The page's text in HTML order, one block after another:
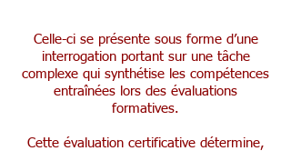
Celle-ci se présente sous forme d’une
interrogation portant sur une tâche
complexe qui synthétise les compétences
entraînées lors des évaluations
formatives.
Cette évaluation certificative détermine,